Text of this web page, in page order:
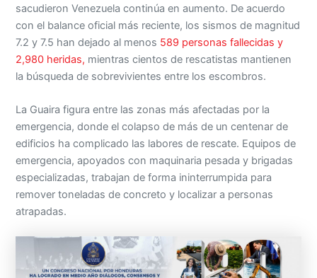
sacudieron Venezuela continúa en aumento. De acuerdo
con el balance oficial más reciente, los sismos de magnitud
7.2 y 7.5 han dejado al menos 589 personas fallecidas y
2,980 heridas, mientras cientos de rescatistas mantienen
la búsqueda de sobrevivientes entre los escombros.
La Guaira figura entre las zonas más afectadas por la
emergencia, donde el colapso de más de un centenar de
edificios ha complicado las labores de rescate. Equipos de
emergencia, apoyados con maquinaria pesada y brigadas
especializadas, trabajan de forma ininterrumpida para
remover toneladas de concreto y localizar a personas
atrapadas.